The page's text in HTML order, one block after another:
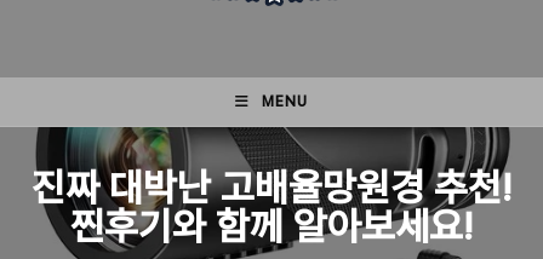
MENU
진짜 대박난 고배율망원경 추천!
찐후기와 함께 알아보세요!